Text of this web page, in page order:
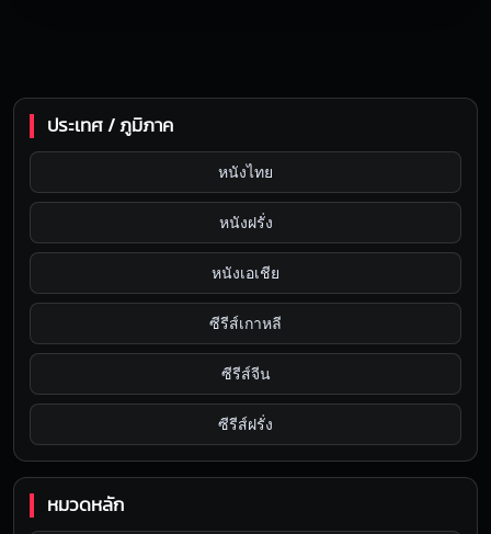
ประเทศ / ภูมิภาค
หนังไทย
หนังฝรั่ง
หนังเอเชีย
ซีรีส์เกาหลี
ซีรีส์จีน
ซีรีส์ฝรั่ง
หมวดหลัก